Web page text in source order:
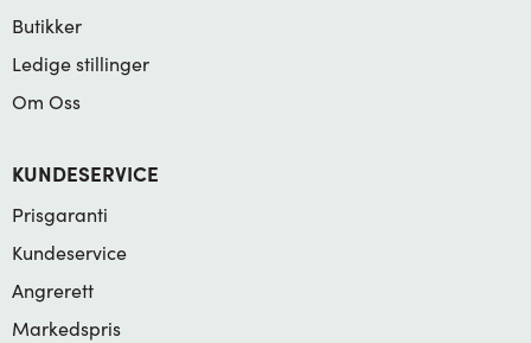
Butikker
Ledige stillinger
Om Oss
KUNDESERVICE
Prisgaranti
Kundeservice
Angrerett
Markedspris